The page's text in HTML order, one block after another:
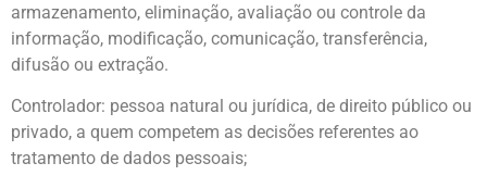
armazenamento, eliminação, avaliação ou controle da
informação, modificação, comunicação, transferência,
difusão ou extração.
Controlador: pessoa natural ou jurídica, de direito público ou
privado, a quem competem as decisões referentes ao
tratamento de dados pessoais;